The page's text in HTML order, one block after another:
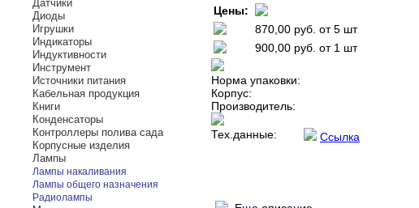
Датчики
Диоды
Игрушки
Индикаторы
Индуктивности
Инструмент
Источники питания
Кабельная продукция
Книги
Конденсаторы
Контроллеры полива сада
Корпусные изделия
Лампы
Лампы накаливания
Лампы общего назначения
Радиолампы
Цены:
870,00 руб. от 5 шт
900,00 руб. от 1 шт
Норма упаковки:
Корпус:
Производитель:
Тех.данные: Ссылка